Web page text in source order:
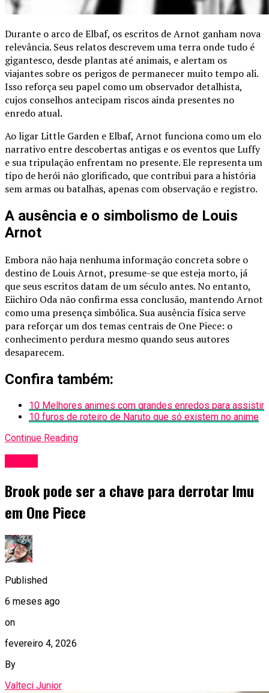
Durante o arco de Elbaf, os escritos de Arnot ganham nova
relevância. Seus relatos descrevem uma terra onde tudo é
gigantesco, desde plantas até animais, e alertam os
viajantes sobre os perigos de permanecer muito tempo ali.
Isso reforça seu papel como um observador detalhista,
cujos conselhos antecipam riscos ainda presentes no
enredo atual.
Ao ligar Little Garden e Elbaf, Arnot funciona como um elo
narrativo entre descobertas antigas e os eventos que Luffy
e sua tripulação enfrentam no presente. Ele representa um
tipo de herói não glorificado, que contribui para a história
sem armas ou batalhas, apenas com observação e registro.
A ausência e o simbolismo de Louis
Arnot
Embora não haja nenhuma informação concreta sobre o
destino de Louis Arnot, presume-se que esteja morto, já
que seus escritos datam de um século antes. No entanto,
Eiichiro Oda não confirma essa conclusão, mantendo Arnot
como uma presença simbólica. Sua ausência física serve
para reforçar um dos temas centrais de One Piece: o
conhecimento perdura mesmo quando seus autores
desaparecem.
Confira também:
10 Melhores animes com grandes enredos para assistir
10 furos de roteiro de Naruto que só existem no anime
Continue Reading
Brook pode ser a chave para derrotar Imu
em One Piece
Published
6 meses ago
on
fevereiro 4, 2026
By
Valteci Junior